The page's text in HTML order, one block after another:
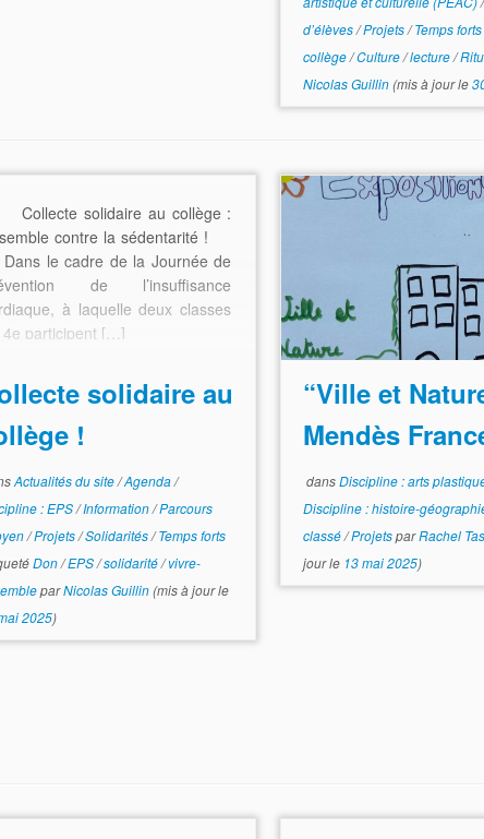
d’élèves/Projets/Temps forts
collège/Culture/lecture/
Nicolas Guillin(mis à jour le
Collecte solidaire au collège :
contre la sédentarité !
Dans le cadre de la Journée de
de l’insuffisance
à laquelle deux classes
4e participent […]
solidaire au
!
Actualités du site/Agenda/
: EPS/Information/Parcours
/Projets/Solidarités/Temps forts
Don/EPS/solidarité/vivre-
parNicolas Guillin(mis à jour le
2025)
“Ville et
Mendès
dansDiscipline : arts
Discipline : histoire-
classé/ProjetsparRachel
jour le 13 mai 2025)